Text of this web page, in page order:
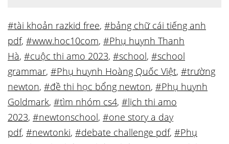
#tài khoản razkid free, #bảng chữ cái tiếng anh
pdf, #www.hoc10com, #Phụ huynh Thanh
Hà, #cuộc thi amo 2023, #school, #school
grammar, #Phụ huynh Hoàng Quốc Việt, #trường
newton, #đề thi học bổng newton, #Phụ huynh
Goldmark, #tìm nhóm cs4, #lịch thi amo
2023, #newtonschool, #one story a day
pdf, #newtonki, #debate challenge pdf, #Phụ